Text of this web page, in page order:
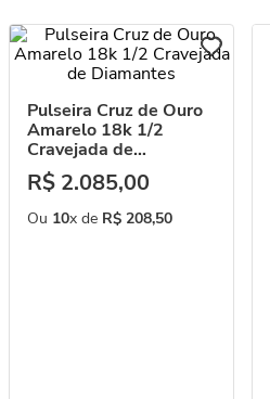
Pulseira Cruz de Ouro
Amarelo 18k 1/2
Cravejada de
Diamantes
R$ 2.085,00
Ou 10x de R$ 208,50